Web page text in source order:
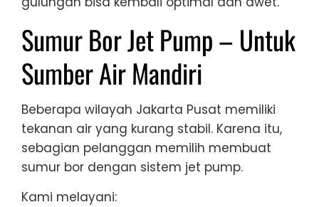
Sumur Bor Jet Pump – Untuk
Sumber Air Mandiri
Beberapa wilayah Jakarta Pusat memiliki
tekanan air yang kurang stabil. Karena itu,
sebagian pelanggan memilih membuat
sumur bor dengan sistem jet pump.
Kami melayani: